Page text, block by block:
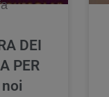
DEI
PER